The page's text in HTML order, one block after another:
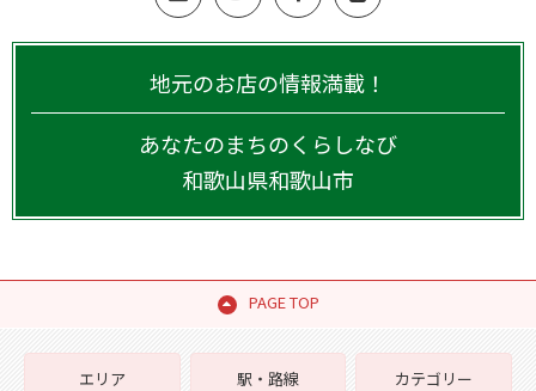
地元のお店の情報満載！
あなたのまちのくらしなび
和歌山県和歌山市
PAGE TOP
エリア
駅・路線
カテゴリー